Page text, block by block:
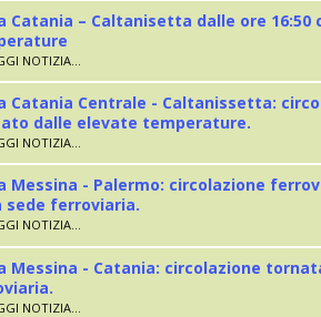
Catania – Caltanisetta dalle ore
NOTIZIA...
Catania Centrale - Caltanissetta:
dalle elevate temperature.
NOTIZIA...
Messina - Palermo: circolazione
sede ferroviaria.
NOTIZIA...
Messina - Catania: circolazione
NOTIZIA...